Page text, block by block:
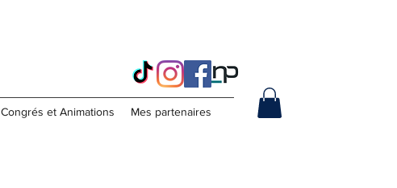
Congrés et Animations Mes partenaires